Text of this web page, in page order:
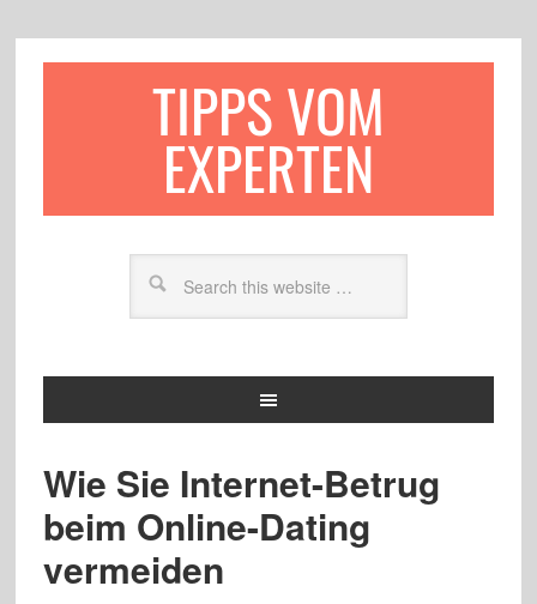
TIPPS VOM
EXPERTEN
Wie Sie Internet-Betrug
beim Online-Dating
vermeiden